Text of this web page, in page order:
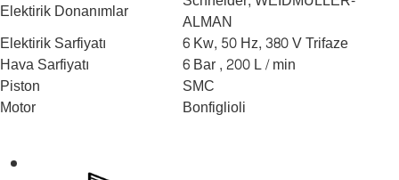
Elektirik Donanımlar
ALMAN
Elektirik Sarfiyatı
6 Kw, 50 Hz, 380 V Trifaze
Hava Sarfiyatı
6 Bar , 200 L / min
Piston
SMC
Motor
Bonfiglioli